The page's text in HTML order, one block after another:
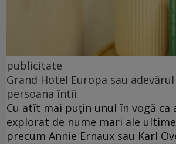
publicitate
Grand Hotel Europa sau
persoana întîi
Cu atît mai puțin unul în vogă ca
explorat de nume mari ale
precum Annie Ernaux sau Karl